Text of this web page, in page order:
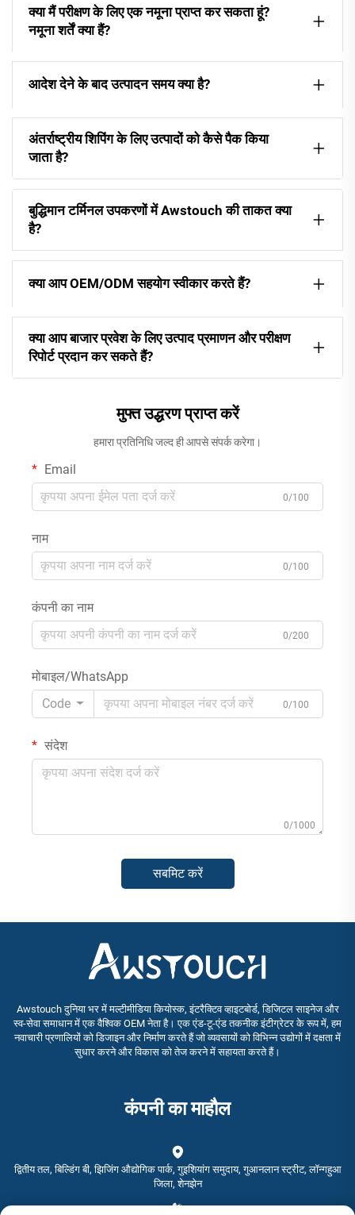
क्या मैं परीक्षण के लिए एक नमूना प्राप्त कर सकता हूं?
नमूना शर्तें क्या हैं?
आदेश देने के बाद उत्पादन समय क्या है?
अंतर्राष्ट्रीय शिपिंग के लिए उत्पादों को कैसे पैक किया
जाता है?
बुद्धिमान टर्मिनल उपकरणों में Awstouch की ताकत क्या
है?
क्या आप OEM/ODM सहयोग स्वीकार करते हैं?
क्या आप बाजार प्रवेश के लिए उत्पाद प्रमाणन और परीक्षण
रिपोर्ट प्रदान कर सकते हैं?
मुफ्त उद्धरण प्राप्त करें
हमारा प्रतिनिधि जल्द ही आपसे संपर्क करेगा।
Email
0/100
नाम
0/100
कंपनी का नाम
0/200
मोबाइल/WhatsApp
Code
0/100
संदेश
0/1000
सबमिट करें
Awstouch दुनिया भर में मल्टीमीडिया कियोस्क, इंटरैक्टिव व्हाइटबोर्ड, डिजिटल साइनेज और
स्व-सेवा समाधान में एक वैश्विक OEM नेता है। एक एंड-टू-एंड तकनीक इंटीग्रेटर के रूप में, हम
नवाचारी प्रणालियों को डिजाइन और निर्माण करते हैं जो व्यवसायों को विभिन्न उद्योगों में दक्षता में
सुधार करने और विकास को तेज करने में सहायता करते हैं।
कंपनी का माहौल
द्वितीय तल, बिल्डिंग बी, झिजिंग औद्योगिक पार्क, गुइशियांग समुदाय, गुआनलान स्ट्रीट, लॉन्गहुआ
जिला, शेनझेन